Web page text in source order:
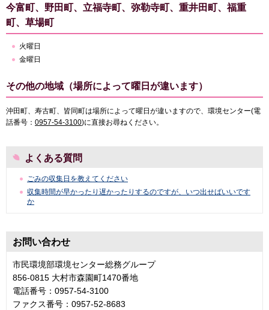
今富町、野田町、立福寺町、弥勒寺町、重井田町、福重
町、草場町
火曜日
金曜日
その他の地域（場所によって曜日が違います）
沖田町、寿古町、皆同町は場所によって曜日が違いますので、環境センター(電
話番号： 0957-54-3100)に直接お尋ねください。
よくある質問
ごみの収集日を教えてください
収集時間が早かったり遅かったりするのですが、いつ出せばいいです
か
お問い合わせ
市民環境部環境センター総務グループ
856-0815 大村市森園町1470番地
電話番号：0957-54-3100
ファクス番号：0957-52-8683